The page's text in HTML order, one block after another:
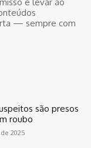
— sempre com
são presos
roubo
2025